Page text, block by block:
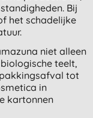
Bij
het schadelijke
niet alleen
teelt,
tot
in
kartonnen